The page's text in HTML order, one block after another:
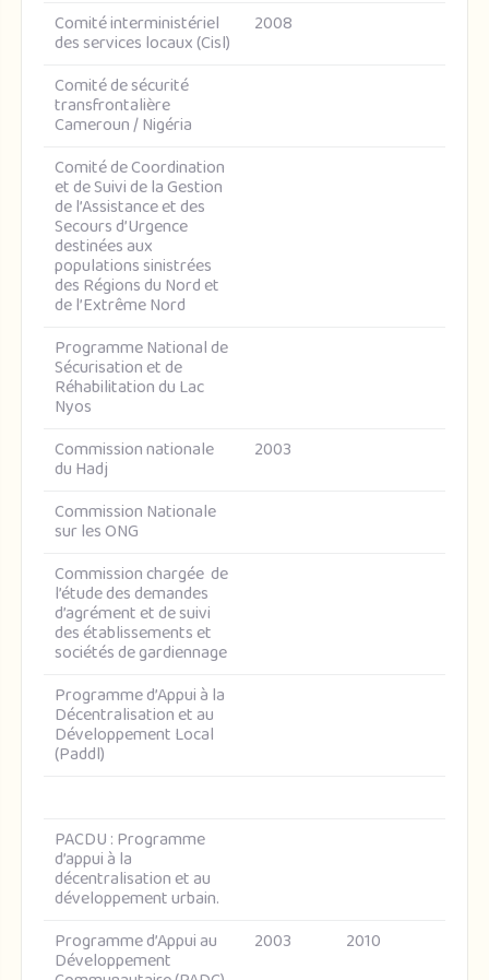
Comité interministériel
des services locaux (Cisl)
2008
Comité de sécurité
transfrontalière
Cameroun / Nigéria
Comité de Coordination
et de Suivi de la Gestion
de l’Assistance et des
Secours d’Urgence
destinées aux
populations sinistrées
des Régions du Nord et
de l’Extrême Nord
Programme National de
Sécurisation et de
Réhabilitation du Lac
Nyos
Commission nationale
du Hadj
2003
Commission Nationale
sur les ONG
Commission chargée de
l’étude des demandes
d’agrément et de suivi
des établissements et
sociétés de gardiennage
Programme d’Appui à la
Décentralisation et au
Développement Local
(Paddl)
PACDU : Programme
d’appui à la
décentralisation et au
développement urbain.
Programme d’Appui au
Développement
2003 2010